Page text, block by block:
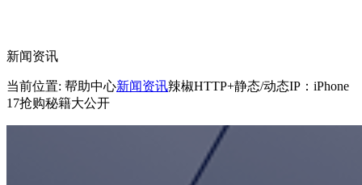
新闻资讯
当前位置: 帮助中心新闻资讯辣椒HTTP+静态/动态IP：iPhone
17抢购秘籍大公开